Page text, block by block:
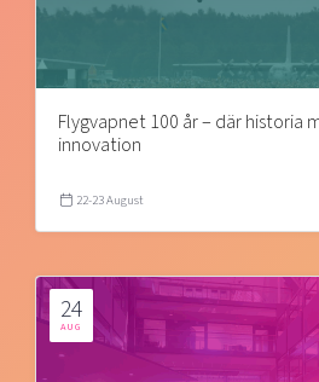
Flygvapnet 100 år – där historia
innovation
22-23 August
24
AUG